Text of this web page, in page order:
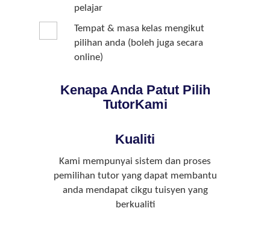
pelajar
Tempat & masa kelas mengikut
pilihan anda (boleh juga secara
online)
Kenapa Anda Patut Pilih
TutorKami
Kualiti
Kami mempunyai sistem dan proses
pemilihan tutor yang dapat membantu
anda mendapat cikgu tuisyen yang
berkualiti